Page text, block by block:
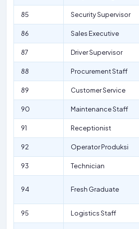
85 Security Supervisor
86 Sales Executive
87 Driver Supervisor
88 Procurement Staff
89 Customer Service
90 Maintenance Staff
91 Receptionist
92 Operator Produksi
93 Technician
94 Fresh Graduate
95 Logistics Staff